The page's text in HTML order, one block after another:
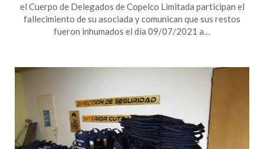
el Cuerpo de Delegados de Copelco Limitada participan el
fallecimiento de su asociada y comunican que sus restos
fueron inhumados el día 09/07/2021 a…